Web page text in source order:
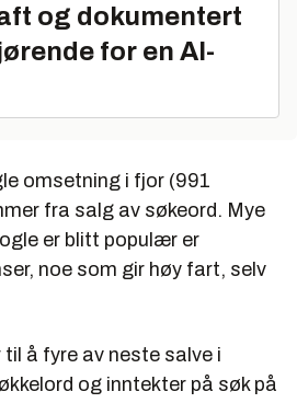
og dokumentert
for en AI-
omsetning i fjor (991
fra salg av søkeord. Mye
er blitt populær er
noe som gir høy fart, selv
å fyre av neste salve i
og inntekter på søk på